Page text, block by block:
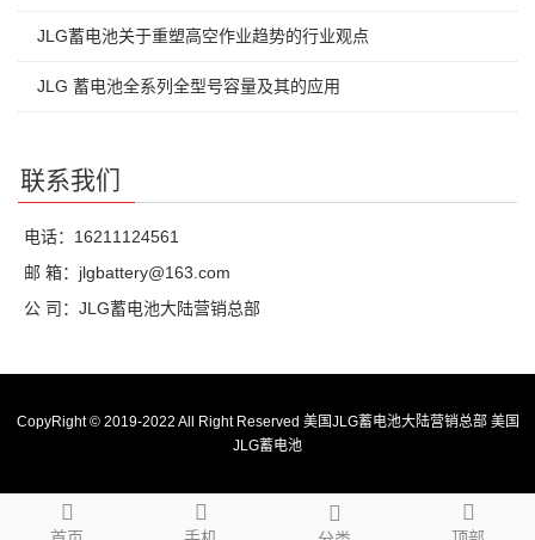
JLG蓄电池关于重塑高空作业趋势的行业观点
JLG 蓄电池全系列全型号容量及其的应用
联系我们
电话：16211124561
邮 箱：jlgbattery@163.com
公 司：JLG蓄电池大陆营销总部
CopyRight © 2019-2022 All Right Reserved 美国JLG蓄电池大陆营销总部 美国
JLG蓄电池